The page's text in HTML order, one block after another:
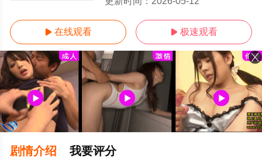
 在线观看  极速观看
剧情介绍 我要评分